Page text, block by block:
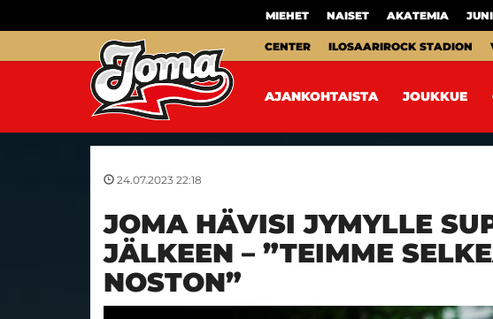
MIEHET NAISET AKATEMIA
CENTER ILOSAARIROCK STADION
AJANKOHTAISTA JOUKKUE
24.07.2023 22:18
JOMA HÄVISI JYMYLLE
JÄLKEEN – ”TEIMME
NOSTON”